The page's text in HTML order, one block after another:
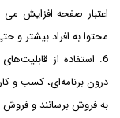
اعتبار صفحه افزایش
محتوا به افراد بیشتر و
6. استفاده از
درون برنامه‌ای، کسب و
به فروش برسانند و فروش